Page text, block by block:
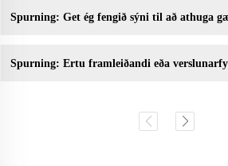
Spurning: Get ég fengið sýni til að athuga
Spurning: Ertu framleiðandi eða